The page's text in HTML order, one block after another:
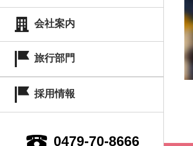
会社案内
旅行部門
採用情報
0479-70-8666